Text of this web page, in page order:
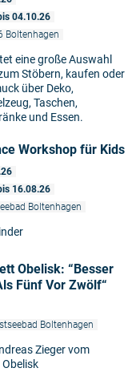
04.10.26
Boltenhagen
eine große Auswahl
Stöbern, kaufen oder
über Deko,
Taschen,
und Essen.
Workshop für Kids
16.08.26
Boltenhagen
Obelisk: “Besser
Fünf Vor Zwölf“
Boltenhagen
Zieger vom